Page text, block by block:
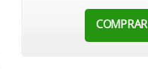
COMPRAR